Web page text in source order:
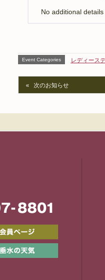
No additional details
Event Categories レディース
次のお知らせ